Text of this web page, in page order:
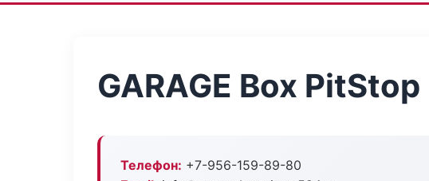
GARAGE Box PitStop
Телефон: +7-956-159-89-80